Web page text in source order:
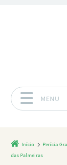
MENU
Início Perícia
das Palmeiras